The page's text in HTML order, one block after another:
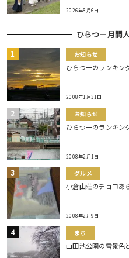
2026年8月6日
ひらつー月間
お知らせ
ひらつーのランキン
2008年1月31日
お知らせ
ひらつーのランキン
2008年2月1日
グルメ
小倉山荘のチョコあ
2008年2月9日
まち
山田池公園の雪景色